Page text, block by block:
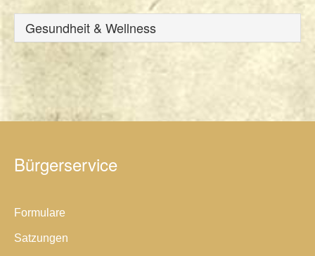
Gesundheit & Wellness
Bürgerservice
Formulare
Satzungen